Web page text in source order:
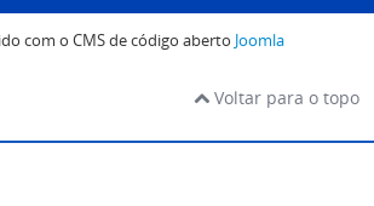
com o CMS de código aberto Joomla
Voltar para o topo